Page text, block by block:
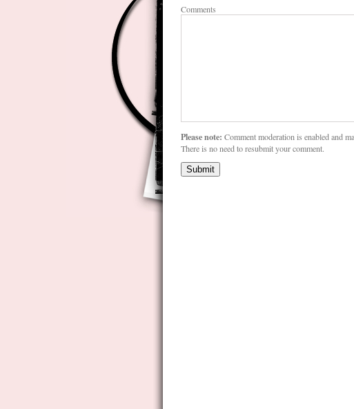
Comments
Please note: Comment moderation is enabled and
There is no need to resubmit your comment.